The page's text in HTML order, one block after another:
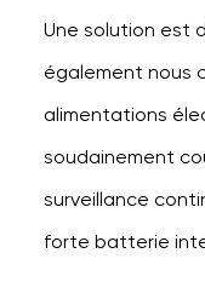
Une solution est
également nous
alimentations
soudainement
surveillance
forte batterie